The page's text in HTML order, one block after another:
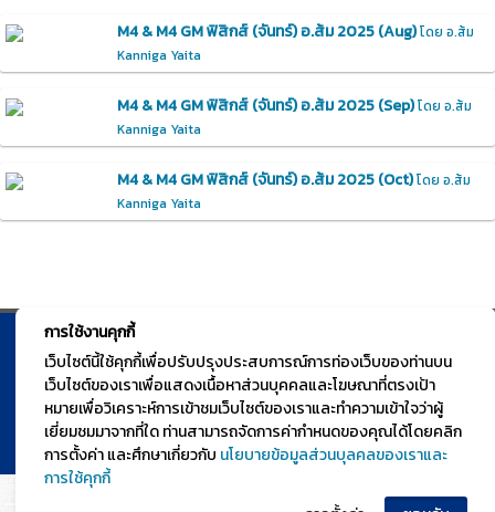
M4 & M4 GM ฟิสิกส์ (จันทร์) อ.ส้ม 2025 (Aug)โดย อ.ส้ม
Kanniga Yaita
M4 & M4 GM ฟิสิกส์ (จันทร์) อ.ส้ม 2025 (Sep)โดย อ.ส้ม
Kanniga Yaita
M4 & M4 GM ฟิสิกส์ (จันทร์) อ.ส้ม 2025 (Oct)โดย อ.ส้ม
Kanniga Yaita
การใช้งานคุกกี้
เว็บไซต์นี้ใช้คุกกี้เพื่อปรับปรุงประสบการณ์การท่องเว็บของท่านบน
เว็บไซต์ของเราเพื่อแสดงเนื้อหาส่วนบุคคลและโฆษณาที่ตรงเป้า
หมายเพื่อวิเคราะห์การเข้าชมเว็บไซต์ของเราและทำความเข้าใจว่าผู้
เยี่ยมชมมาจากที่ใด ท่านสามารถจัดการค่ากำหนดของคุณได้โดยคลิก
การตั้งค่า และศึกษาเกี่ยวกับ นโยบายข้อมูลส่วนบุลคลของเราและ
การใช้คุกกี้
© TGURU.online 2026 All right reserved. v1.0 Powered by Course
Square